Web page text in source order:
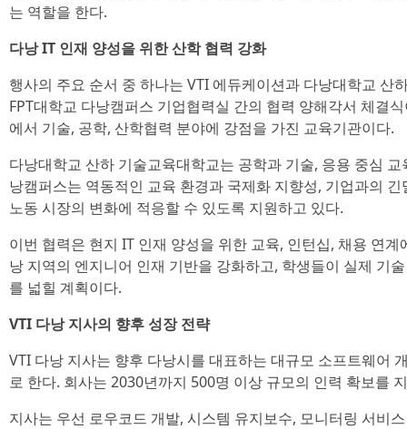
는 역할을 한다.
다낭 IT 인재 양성을 위한 산학 협력 강화
행사의 주요 순서 중 하나는 VTI 에듀케이션과 다낭대학교 산
FPT대학교 다낭캠퍼스 기업협력실 간의 협력 양해각서 체결
에서 기술, 공학, 산학협력 분야에 강점을 가진 교육기관이다.
다낭대학교 산하 기술교육대학교는 공학과 기술, 응용 중심
낭캠퍼스는 역동적인 교육 환경과 국제화 지향성, 기업과의
노동 시장의 변화에 적응할 수 있도록 지원하고 있다.
이번 협력은 현지 IT 인재 양성을 위한 교육, 인턴십, 채용 연
낭 지역의 엔지니어 인재 기반을 강화하고, 학생들이 실제 기
를 넓힐 계획이다.
VTI 다낭 지사의 향후 성장 전략
VTI 다낭 지사는 향후 다낭시를 대표하는 대규모 소프트웨어
로 한다. 회사는 2030년까지 500명 이상 규모의 인력 확보를
지사는 우선 로우코드 개발, 시스템 유지보수, 모니터링 서비